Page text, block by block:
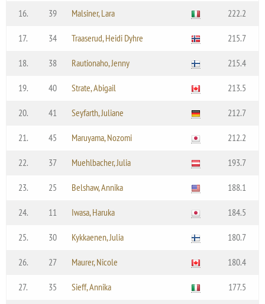
16. 39 Malsiner, Lara 222.2
17. 34 Traaserud, Heidi Dyhre 215.7
18. 38 Rautionaho, Jenny 215.4
19. 40 Strate, Abigail 213.5
20. 41 Seyfarth, Juliane 212.7
21. 45 Maruyama, Nozomi 212.2
22. 37 Muehlbacher, Julia 193.7
23. 25 Belshaw, Annika 188.1
24. 11 Iwasa, Haruka 184.5
25. 30 Kykkaenen, Julia 180.7
26. 27 Maurer, Nicole 180.4
27. 35 Sieff, Annika 177.5